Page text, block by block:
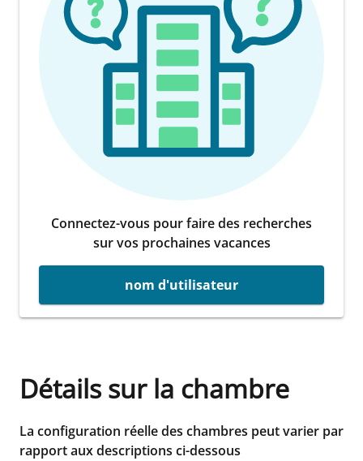
Connectez-vous pour faire des recherches
sur vos prochaines vacances
nom d'utilisateur
Détails sur la chambre
La configuration réelle des chambres peut varier par
rapport aux descriptions ci-dessous